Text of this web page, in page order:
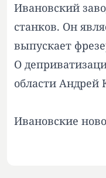
Ивановский
станков. Он
выпускает
О
области Андрей
Ивановские